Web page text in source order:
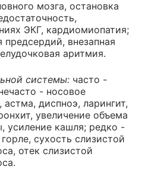
мозга, остановка
ЭКГ, кардиомиопатия;
внезапная
аритмия.
системы: часто -
- носовое
астма, диспноэ, ларингит,
увеличение объема
усиление кашля; редко -
сухость слизистой
отек слизистой